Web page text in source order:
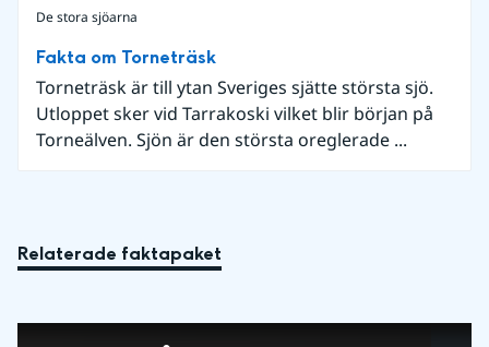
De stora sjöarna
Fakta om Torneträsk
Torneträsk är till ytan Sveriges sjätte största sjö.
Utloppet sker vid Tarrakoski vilket blir början på
Torneälven. Sjön är den största oreglerade ...
Relaterade faktapaket